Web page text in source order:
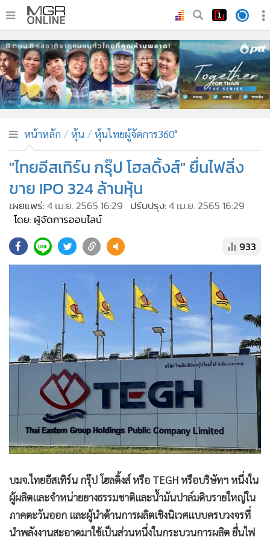
• หน้าหลัก
• ทันเหตุการณ์
• ภาคใต้
• ภูมิภาค
• บันเทิง
ผู้จัดการรายวัน
คอลัมนิสต์
• ละคร
CbizReview
• ผู้จัดกวน
Green Innovation & SD
Management & HR
• MGR Live
Infographic
• การเมือง
ท่องเที่ยว
• ต่างประเทศ
Special Scoop
• เศรษฐกิจ-ธุรกิจ
• จีน
• ชุมชน-คุณภาพชีวิต
• อาชญากรรม
• Motoring
หน้าหลัก หุ้น หุ้นไทยผู้จัดการ360°
"ไทยอีสเทิร์น กรุ๊ป โฮลดิ้งส์" ยื่นไฟลิ่ง
ขาย IPO 324 ล้านหุ้น
เผยแพร่:4 เม.ย. 2565 16:29 ปรับปรุง:4 เม.ย. 2565 16:29
โดย: ผู้จัดการออนไลน์
933
บมจ.ไทยอีสเทิร์น กรุ๊ป โฮลดิ้งส์ หรือ TEGH หรือบริษัทฯ หนึ่งใน
ผู้ผลิตและจำหน่ายยางธรรมชาติและน้ำมันปาล์มดิบรายใหญ่ใน
ภาคตะวันออก และผู้นำด้านการผลิตเชิงนิเวศแบบครบวงจรที่
นำพลังงานสะอาดมาใช้เป็นส่วนหนึ่งในกระบวนการผลิต ยื่นไฟ